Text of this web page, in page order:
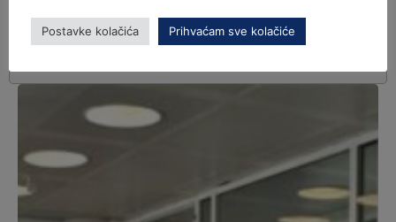
Postavke kolačića Prihvaćam sve kolačiće